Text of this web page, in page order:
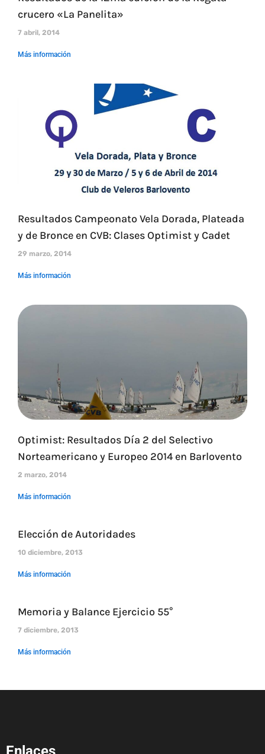
crucero «La Panelita»
7 abril, 2014
Más información
Resultados Campeonato Vela Dorada, Plateada
y de Bronce en CVB: Clases Optimist y Cadet
29 marzo, 2014
Más información
Optimist: Resultados Día 2 del Selectivo
Norteamericano y Europeo 2014 en Barlovento
2 marzo, 2014
Más información
Elección de Autoridades
10 diciembre, 2013
Más información
Memoria y Balance Ejercicio 55°
7 diciembre, 2013
Más información